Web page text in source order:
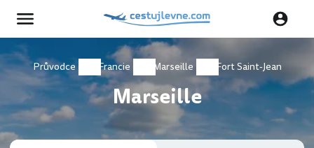
Průvodce Francie Marseille Fort Saint-Jean
Marseille